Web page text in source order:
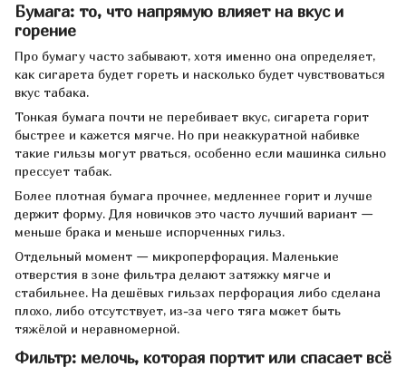
Бумага: то, что напрямую влияет на вкус и
горение
Про бумагу часто забывают, хотя именно она определяет,
как сигарета будет гореть и насколько будет чувствоваться
вкус табака.
Тонкая бумага почти не перебивает вкус, сигарета горит
быстрее и кажется мягче. Но при неаккуратной набивке
такие гильзы могут рваться, особенно если машинка сильно
прессует табак.
Более плотная бумага прочнее, медленнее горит и лучше
держит форму. Для новичков это часто лучший вариант —
меньше брака и меньше испорченных гильз.
Отдельный момент — микроперфорация. Маленькие
отверстия в зоне фильтра делают затяжку мягче и
стабильнее. На дешёвых гильзах перфорация либо сделана
плохо, либо отсутствует, из-за чего тяга может быть
тяжёлой и неравномерной.
Фильтр: мелочь, которая портит или спасает всё